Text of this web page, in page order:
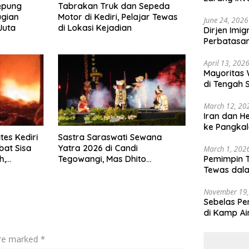
Tabrakan Truk dan Sepeda
Motor di Kediri, Pelajar Tewas
di Lokasi Kejadian
Kediri
Sisa
Sastra Saraswati Sewana
Yatra 2026 di Candi
Tegowangi, Mas Dhito
marked *
June 24, 2026
Dirjen
April 13, 2026
Mayoritas
di Tengah
March 12,
Iran dan
ke
March 1,
Pemimpin
Tewas
November
Sebelas
di Kamp